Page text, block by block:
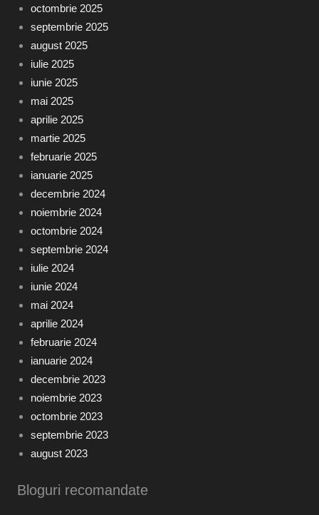
octombrie 2025
septembrie 2025
august 2025
iulie 2025
iunie 2025
mai 2025
aprilie 2025
martie 2025
februarie 2025
ianuarie 2025
decembrie 2024
noiembrie 2024
octombrie 2024
septembrie 2024
iulie 2024
iunie 2024
mai 2024
aprilie 2024
februarie 2024
ianuarie 2024
decembrie 2023
noiembrie 2023
octombrie 2023
septembrie 2023
august 2023
Bloguri recomandate